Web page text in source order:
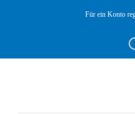
Für ein Konto